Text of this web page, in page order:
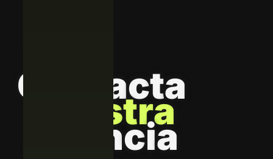
C acta
stra
ncia